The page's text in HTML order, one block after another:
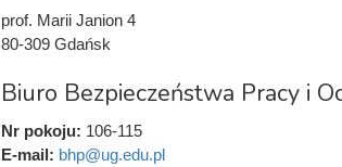
prof. Marii Janion 4
80-309 Gdańsk
Biuro Bezpieczeństwa Pracy i
Nr pokoju: 106-115
E-mail: bhp@ug.edu.pl